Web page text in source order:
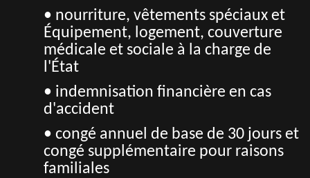
• nourriture, vêtements spéciaux et
Équipement, logement, couverture
médicale et sociale à la charge de
l'État
• indemnisation financière en cas
d'accident
• congé annuel de base de 30 jours et
congé supplémentaire pour raisons
familiales